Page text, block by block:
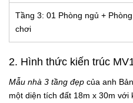
Tầng 3: 01 Phòng ngủ +
chơi
2. Hình thức kiến trúc
Mẫu nhà 3 tầng đẹp của anh
một diện tích đất 18m x 30m